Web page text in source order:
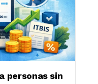
personas sin